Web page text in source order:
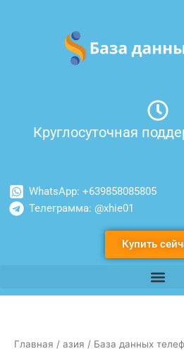
содержимому
Круглосуточная
WhatsApp: +639858085805
Телеграмма: @xhie01
Купить
Главная / азия / База данных